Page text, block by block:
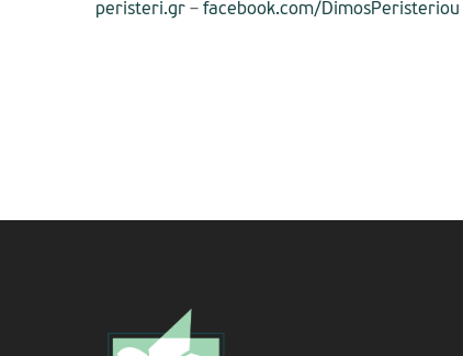
peristeri.gr – facebook.com/DimosPeristeriou